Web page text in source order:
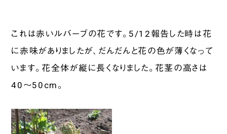
これは赤いルバーブの花です。5/12報告した時は花
に赤味がありましたが、だんだんと花の色が薄くなって
います。花全体が縦に長くなりました。花茎の高さは
40～50cm。